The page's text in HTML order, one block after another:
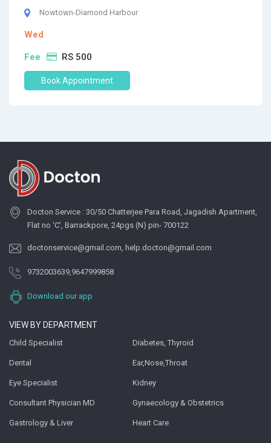
Nowtown-Diamond Harbour
Wed
Fee RS 500
Book Appointment
Docton Service : 30/50 Chatterjee Para Road, Jagadish Apartment,
Flat no ‘C’, Barrackpore, 24pgs (N) pin- 700122
doctonservice@gmail.com, help.docton@gmail.com
9732003639,9647999858
Download our app
VIEW BY DEPARTMENT
Child Specialist Diabetes, Thyroid
Dental Ear,Nose,Throat
Eye Specialist Kidney
Consultant Physician MD Gynaecology & Obstetrics
Gastrology & Liver Heart Care